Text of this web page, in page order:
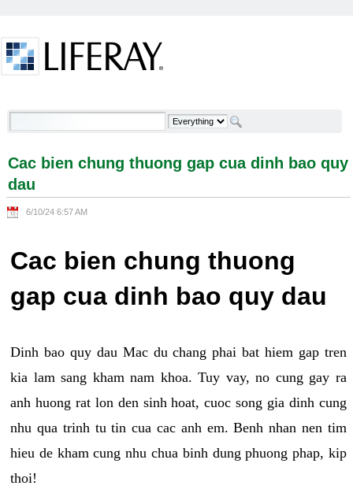
Cac bien chung thuong gap cua dinh bao quy dau -
Cac bien chung thuong gap cua dinh bao quy
dau
6/10/24 6:57 AM
Cac bien chung thuong
gap cua dinh bao quy dau
Dinh bao quy dau Mac du chang phai bat hiem gap tren
kia lam sang kham nam khoa. Tuy vay, no cung gay ra
anh huong rat lon den sinh hoat, cuoc song gia dinh cung
nhu qua trinh tu tin cua cac anh em. Benh nhan nen tim
hieu de kham cung nhu chua binh dung phuong phap, kip
thoi!